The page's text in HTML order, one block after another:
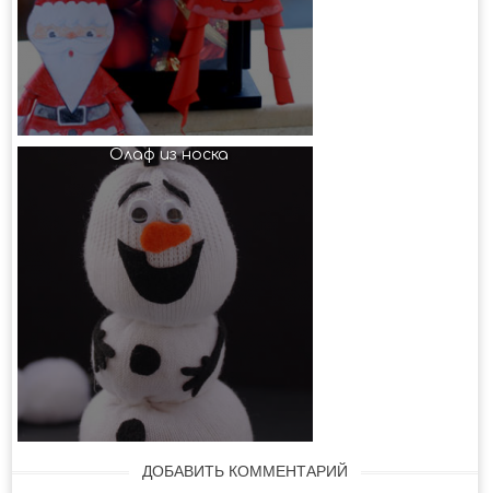
Олаф из носка
ДОБАВИТЬ КОММЕНТАРИЙ